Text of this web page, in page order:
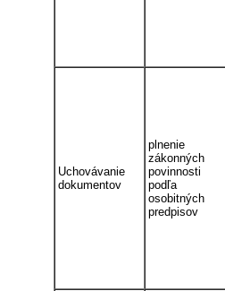
Uchovávanie
dokumentov
plnenie
zákonných
povinnosti
podľa
osobitných
predpisov